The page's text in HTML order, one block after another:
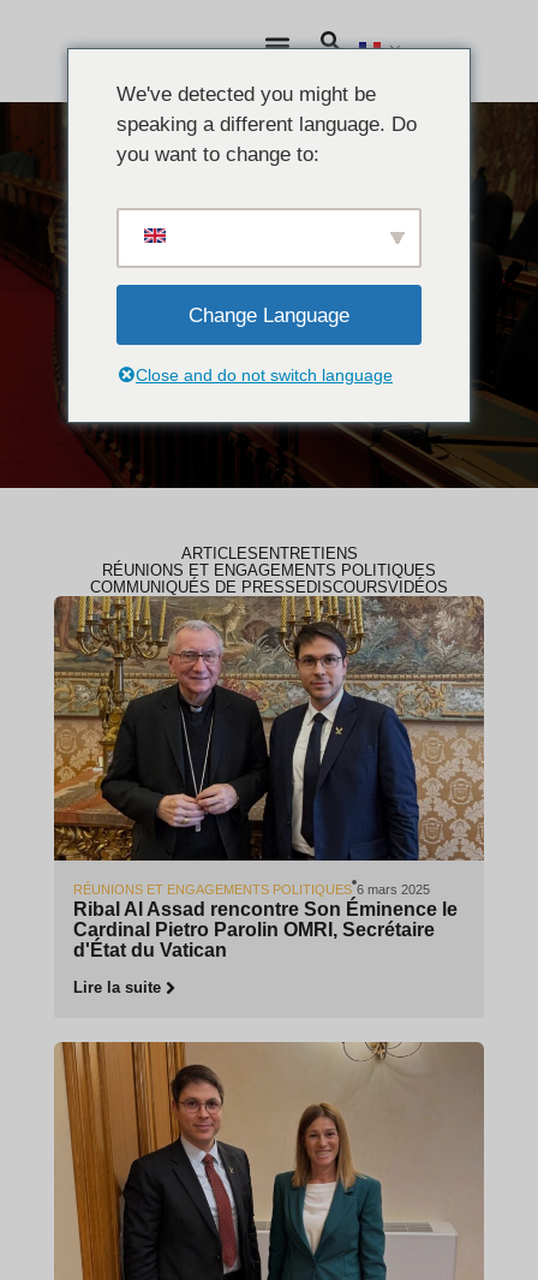
ACTUALITÉS
Réunions et
engagements
politiques
ARTICLES ENTRETIENS
RÉUNIONS ET ENGAGEMENTS POLITIQUES
COMMUNIQUÉS DE PRESSE DISCOURSVIDÉOS
RÉUNIONS ET ENGAGEMENTS POLITIQUES 6 mars 2025
Ribal Al Assad rencontre Son Éminence le
Cardinal Pietro Parolin OMRI, Secrétaire
d'État du Vatican
Lire la suite
We've detected you might be
speaking a different language. Do
you want to change to:
Change Language
Close and do not switch language